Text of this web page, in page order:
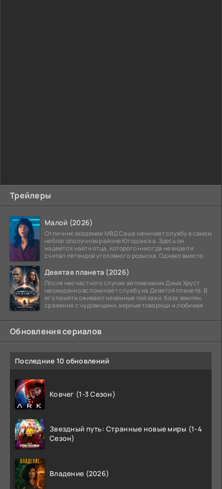
Трейлеры
Малой (2026)
Отличник академии МВД Саша начинает службу в самом
неблагополучном районе Югодонска. Здесь он
надеется найти отца, которого никогда не видел и
считал легендой уголовного розыска. Однако вместо
Девятая планета (2026)
После несчастного случая автомеханик Дима Хруст
неожиданно вспоминает службу на Девятой планете. В
его памяти оживают неземные пейзажи, база землян,
сражения с чудовищами, верные товарищи и любимая
Обновления сериалов
Последние 10 обновлений
Ковчег (1-3 Сезон)
Звездный путь: Странные новые миры (1-4
Сезон)
Владение (2026)